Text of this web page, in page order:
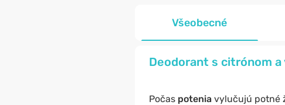
Všeobecné
Deodorant s citrónom
Počas poteniavylučujú potné